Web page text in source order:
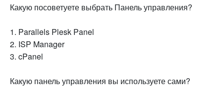
Какую посоветуете выбрать Панель управления?
1. Parallels Plesk Panel
2. ISP Manager
3. cPanel
Какую панель управления вы используете сами?